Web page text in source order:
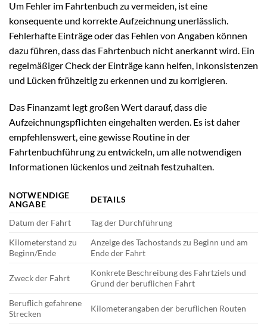
Um Fehler im Fahrtenbuch zu vermeiden, ist eine
konsequente und korrekte Aufzeichnung unerlässlich.
Fehlerhafte Einträge oder das Fehlen von Angaben können
dazu führen, dass das Fahrtenbuch nicht anerkannt wird. Ein
regelmäßiger Check der Einträge kann helfen, Inkonsistenzen
und Lücken frühzeitig zu erkennen und zu korrigieren.
Das Finanzamt legt großen Wert darauf, dass die
Aufzeichnungspflichten eingehalten werden. Es ist daher
empfehlenswert, eine gewisse Routine in der
Fahrtenbuchführung zu entwickeln, um alle notwendigen
Informationen lückenlos und zeitnah festzuhalten.
NOTWENDIGE
ANGABE
DETAILS
Datum der Fahrt
Tag der Durchführung
Kilometerstand zu
Beginn/Ende
Anzeige des Tachostands zu Beginn und am
Ende der Fahrt
Zweck der Fahrt
Konkrete Beschreibung des Fahrtziels und
Grund der beruflichen Fahrt
Beruflich gefahrene
Strecken
Kilometerangaben der beruflichen Routen